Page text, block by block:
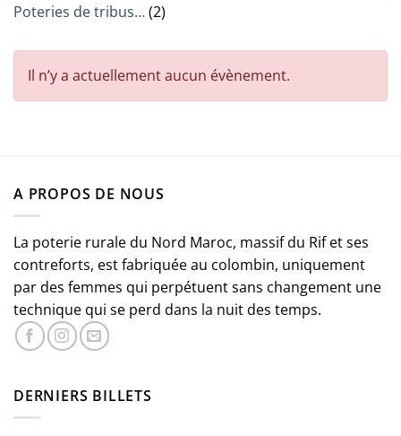
Poteries de tribus…(2)
Il n’y a actuellement aucun évènement.
A PROPOS DE NOUS
La poterie rurale du Nord Maroc, massif du Rif et ses
contreforts, est fabriquée au colombin, uniquement
par des femmes qui perpétuent sans changement une
technique qui se perd dans la nuit des temps.
DERNIERS BILLETS